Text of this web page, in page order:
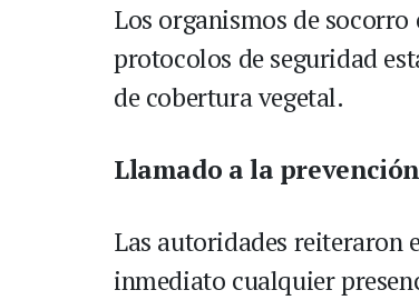
Los organismos de
protocolos de seguridad
de cobertura vegetal.
Llamado a la prevención
Las autoridades reiteraron
inmediato cualquier